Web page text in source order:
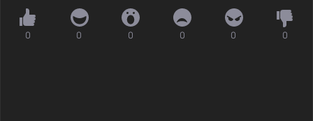
0 0 0 0 0 0